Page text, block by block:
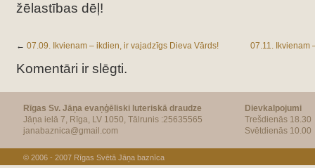
žēlastības dēļ!
← 07.09. Ikvienam – ikdien, ir vajadzīgs Dieva Vārds! 07.11. Ikvienam
Komentāri ir slēgti.
Rīgas Sv. Jāņa evaņģēliski luteriskā draudze
Jāņa ielā 7, Rīga, LV 1050, Tālrunis :25635565
janabaznica@gmail.com
Dievkalpojumi
Trešdienās 18.30
Svētdienās 10.00
© 2006 - 2007 Rīgas Svētā Jāņa baznīca